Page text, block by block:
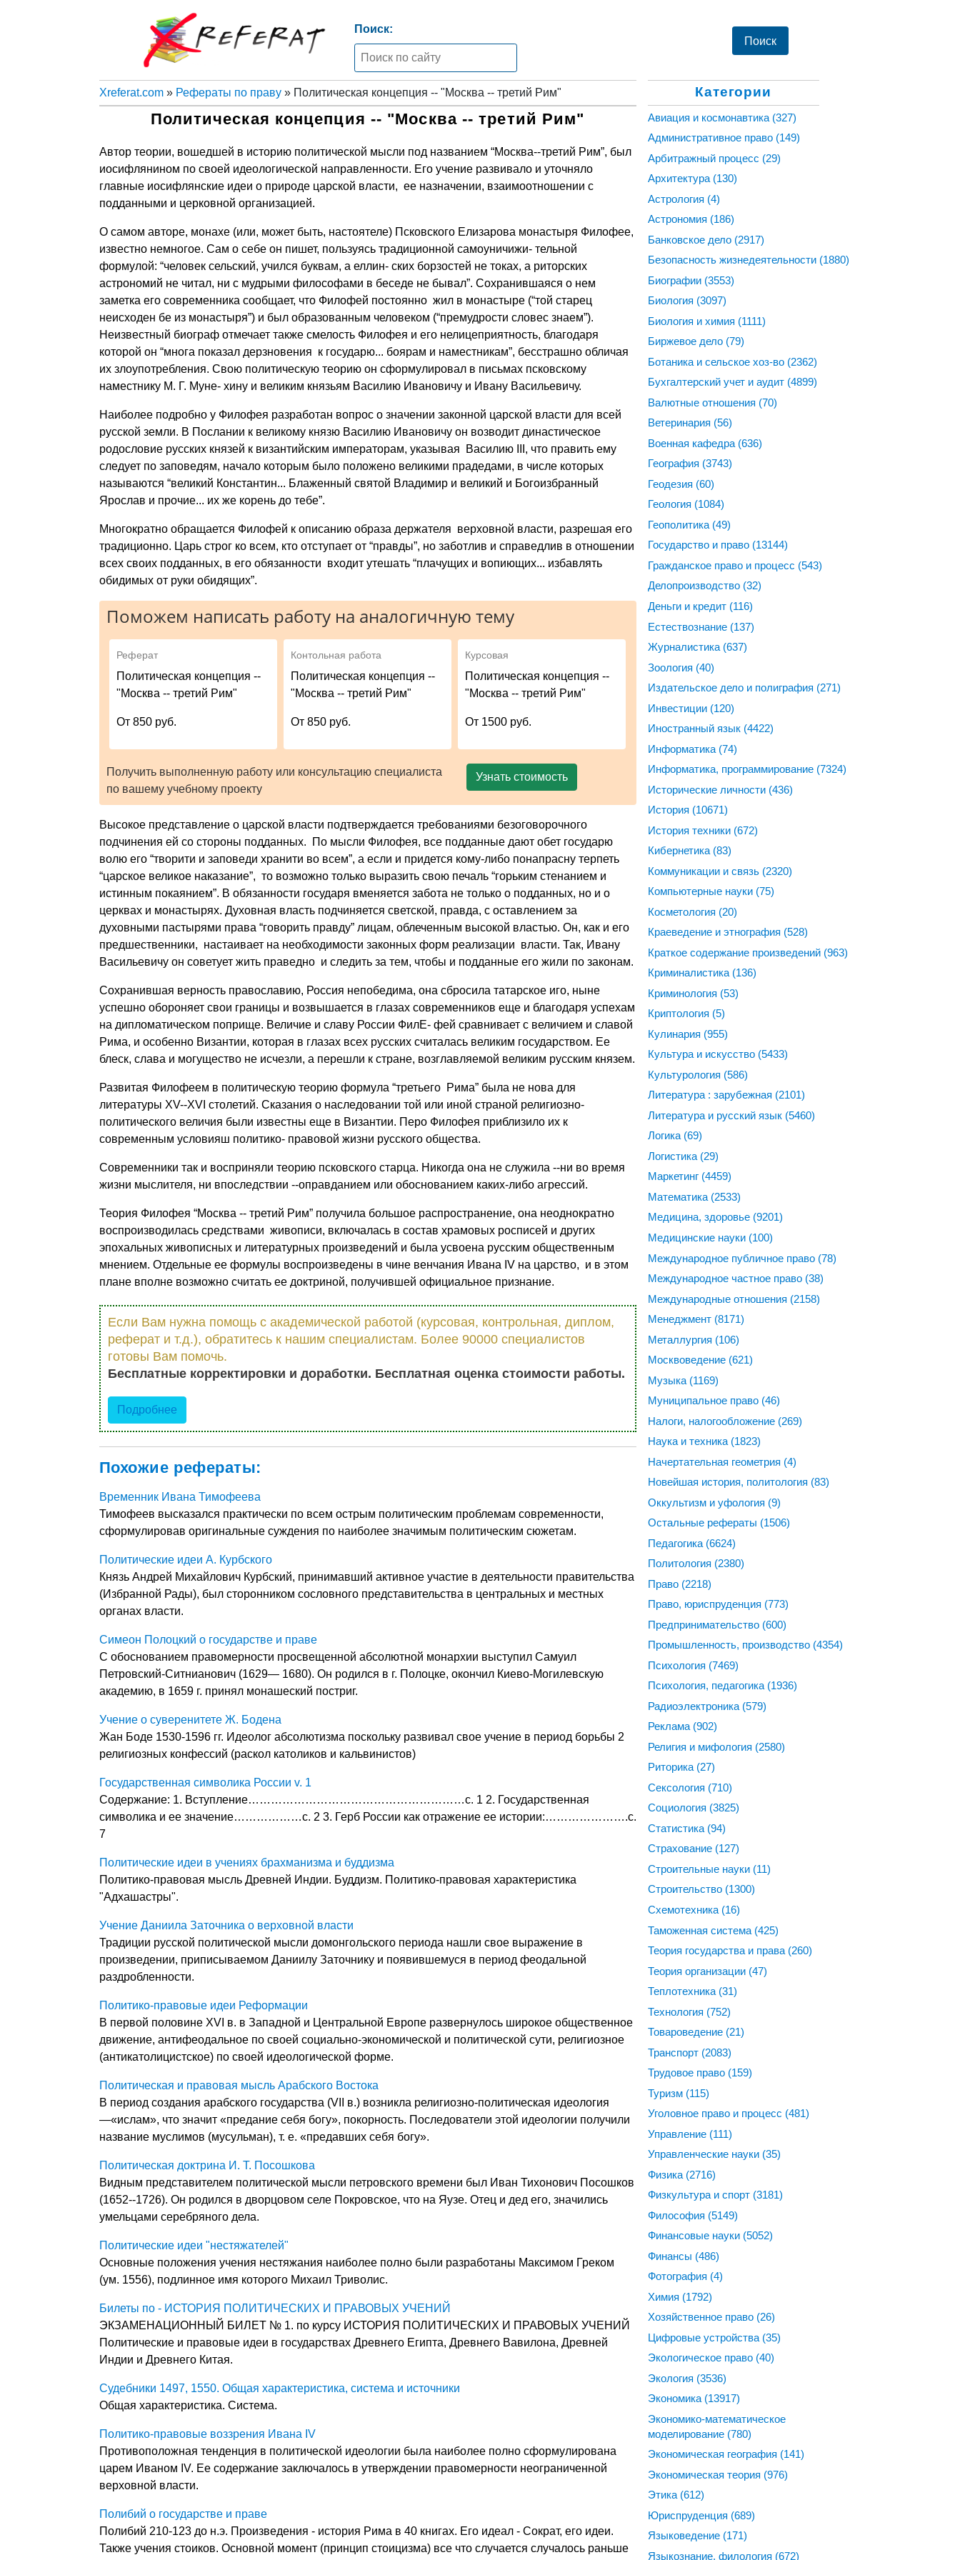
Поиск:
Xreferat.com» Рефераты по праву» Политическая концепция -- "Москва -- третий Рим"
Политическая концепция -- "Москва -- третий Рим"
Автор теории, вошедшей в историю политической мысли под названием “Москва--третий Рим”, был
иосифлянином по своей идеологической направленности. Его учение развивало и уточняло
главные иосифлянские идеи о природе царской власти, ее назначении, взаимоотношении с
подданными и церковной организацией.
О самом авторе, монахе (или, может быть, настоятеле) Псковского Елизарова монастыря Филофее,
известно немногое. Сам о себе он пишет, пользуясь традиционной самоуничижи- тельной
формулой: “человек сельский, учился буквам, а еллин- ских борзостей не токах, а риторских
астрономий не читал, ни с мудрыми философами в беседе не бывал”. Сохранившаяся о нем
заметка его современника сообщает, что Филофей постоянно жил в монастыре (“той старец
неисходен бе из монастыря”) и был образованным человеком (“премудрости словес знаем”).
Неизвестный биограф отмечает также смелость Филофея и его нелицеприятность, благодаря
которой он “многа показал дерзновения к государю... боярам и наместникам”, бесстрашно обличая
их злоупотребления. Свою политическую теорию он сформулировал в письмах псковскому
наместнику М. Г. Муне- хину и великим князьям Василию Ивановичу и Ивану Васильевичу.
Наиболее подробно у Филофея разработан вопрос о значении законной царской власти для всей
русской земли. В Послании к великому князю Василию Ивановичу он возводит династическое
родословие русских князей к византийским императорам, указывая Василию III, что править ему
следует по заповедям, начало которым было положено великими прадедами, в числе которых
называются “великий Константин... Блаженный святой Владимир и великий и Богоизбранный
Ярослав и прочие... их же корень до тебе”.
Многократно обращается Филофей к описанию образа держателя верховной власти, разрешая его
традиционно. Царь строг ко всем, кто отступает от “правды”, но заботлив и справедлив в отношении
всех своих подданных, в его обязанности входит утешать “плачущих и вопиющих... избавлять
обидимых от руки обидящих”.
Поможем написать работу на аналогичную тему
Реферат
Политическая концепция --
"Москва -- третий Рим"
От 850 руб.
Контольная работа
Политическая концепция --
"Москва -- третий Рим"
От 850 руб.
Курсовая
Политическая концепция --
"Москва -- третий Рим"
От 1500 руб.
Получить выполненную работу или консультацию специалиста
по вашему учебному проекту
Узнать стоимость
Высокое представление о царской власти подтверждается требованиями безоговорочного
подчинения ей со стороны подданных. По мысли Филофея, все подданные дают обет государю
волю его “творити и заповеди хранити во всем”, а если и придется кому-либо понапрасну терпеть
“царское великое наказание”, то возможно только выразить свою печаль “горьким стенанием и
истинным покаянием”. В обязанности государя вменяется забота не только о подданных, но и о
церквах и монастырях. Духовная власть подчиняется светской, правда, с оставлением за
духовными пастырями права “говорить правду” лицам, облеченным высокой властью. Он, как и его
предшественники, настаивает на необходимости законных форм реализации власти. Так, Ивану
Васильевичу он советует жить праведно и следить за тем, чтобы и подданные его жили по законам.
Сохранившая верность православию, Россия непобедима, она сбросила татарское иго, ныне
успешно обороняет свои границы и возвышается в глазах современников еще и благодаря успехам
на дипломатическом поприще. Величие и славу России ФилЕ- фей сравнивает с величием и славой
Рима, и особенно Византии, которая в глазах всех русских считалась великим государством. Ее
блеск, слава и могущество не исчезли, а перешли к стране, возглавляемой великим русским князем.
Развитая Филофеем в политическую теорию формула “третьего Рима” была не нова для
литературы XV--XVI столетий. Сказания о наследовании той или иной страной религиозно-
политического величия были известны еще в Византии. Перо Филофея приблизило их к
современным условияш политико- правовой жизни русского общества.
Современники так и восприняли теорию псковского старца. Никогда она не служила --ни во время
жизни мыслителя, ни впоследствии --оправданием или обоснованием каких-либо агрессий.
Теория Филофея “Москва -- третий Рим” получила большое распространение, она неоднократно
воспроизводилась средствами живописи, включалась в состав храмовых росписей и других
эпохальных живописных и литературных произведений и была усвоена русским общественным
мнением. Отдельные ее формулы воспроизведены в чине венчания Ивана IV на царство, и в этом
плане вполне возможно считать ее доктриной, получившей официальное признание.
Если Вам нужна помощь с академической работой (курсовая, контрольная, диплом,
реферат и т.д.), обратитесь к нашим специалистам. Более 90000 специалистов
готовы Вам помочь.
Бесплатные корректировки и доработки. Бесплатная оценка стоимости работы.
Подробнее
Похожие рефераты:
Временник Ивана Тимофеева
Тимофеев высказался практически по всем острым политическим проблемам современности,
сформулировав оригинальные суждения по наиболее значимым политическим сюжетам.
Политические идеи А. Курбского
Князь Андрей Михайлович Курбский, принимавший активное участие в деятельности правительства
(Избранной Рады), был сторонником сословного представительства в центральных и местных
органах власти.
Симеон Полоцкий о государстве и праве
С обоснованием правомерности просвещенной абсолютной монархии выступил Самуил
Петровский-Ситнианович (1629— 1680). Он родился в г. Полоцке, окончил Киево-Могилевскую
академию, в 1659 г. принял монашеский постриг.
Учение о суверенитете Ж. Бодена
Жан Боде 1530-1596 гг. Идеолог абсолютизма поскольку развивал свое учение в период борьбы 2
религиозных конфессий (раскол католиков и кальвинистов)
Государственная символика России v. 1
Содержание: 1. Вступление…………………………………………………с. 1 2. Государственная
символика и ее значение………………с. 2 3. Герб России как отражение ее истории:………………….с.
7
Политические идеи в учениях брахманизма и буддизма
Политико-правовая мысль Древней Индии. Буддизм. Политико-правовая характеристика
"Адхашастры".
Учение Даниила Заточника о верховной власти
Традиции русской политической мысли домонгольского периода нашли свое выражение в
произведении, приписываемом Даниилу Заточнику и появившемуся в период феодальной
раздробленности.
Политико-правовые идеи Реформации
В первой половине XVI в. в Западной и Центральной Европе развернулось широкое общественное
движение, антифеодальное по своей социально-экономической и политической сути, религиозное
(антикатолицистское) по своей идеологической форме.
Политическая и правовая мысль Арабского Востока
В период создания арабского государства (VII в.) возникла религиозно-политическая идеология
—«ислам», что значит «предание себя богу», покорность. Последователи этой идеологии получили
название муслимов (мусульман), т. е. «предавших себя богу».
Политическая доктрина И. Т. Посошкова
Видным представителем политической мысли петровского времени был Иван Тихонович Посошков
(1652--1726). Он родился в дворцовом селе Покровское, что на Яузе. Отец и дед его, значились
умельцами серебряного дела.
Политические идеи "нестяжателей"
Основные положения учения нестяжания наиболее полно были разработаны Максимом Греком
(ум. 1556), подлинное имя которого Михаил Триволис.
Билеты по - ИСТОРИЯ ПОЛИТИЧЕСКИХ И ПРАВОВЫХ УЧЕНИЙ
ЭКЗАМЕНАЦИОННЫЙ БИЛЕТ № 1. по курсу ИСТОРИЯ ПОЛИТИЧЕСКИХ И ПРАВОВЫХ УЧЕНИЙ
Политические и правовые идеи в государствах Древнего Египта, Древнего Вавилона, Древней
Индии и Древнего Китая.
Судебники 1497, 1550. Общая характеристика, система и источники
Общая характеристика. Система.
Политико-правовые воззрения Ивана IV
Противоположная тенденция в политической идеологии была наиболее полно сформулирована
царем Иваном IV. Ее содержание заключалось в утверждении правомерности неограниченной
верховной власти.
Полибий о государстве и праве
Полибий 210-123 до н.э. Произведения - история Рима в 40 книгах. Его идеал - Сократ, его идеи.
Также учения стоиков. Основной момент (принцип стоицизма) все что случается случалось раньше
Категории
Авиация и космонавтика (327)
Административное право (149)
Арбитражный процесс (29)
Архитектура (130)
Астрология (4)
Астрономия (186)
Банковское дело (2917)
Безопасность жизнедеятельности (1880)
Биографии (3553)
Биология (3097)
Биология и химия (1111)
Биржевое дело (79)
Ботаника и сельское хоз-во (2362)
Бухгалтерский учет и аудит (4899)
Валютные отношения (70)
Ветеринария (56)
Военная кафедра (636)
География (3743)
Геодезия (60)
Геология (1084)
Геополитика (49)
Государство и право (13144)
Гражданское право и процесс (543)
Делопроизводство (32)
Деньги и кредит (116)
Естествознание (137)
Журналистика (637)
Зоология (40)
Издательское дело и полиграфия (271)
Инвестиции (120)
Иностранный язык (4422)
Информатика (74)
Информатика, программирование (7324)
Исторические личности (436)
История (10671)
История техники (672)
Кибернетика (83)
Коммуникации и связь (2320)
Компьютерные науки (75)
Косметология (20)
Краеведение и этнография (528)
Краткое содержание произведений (963)
Криминалистика (136)
Криминология (53)
Криптология (5)
Кулинария (955)
Культура и искусство (5433)
Культурология (586)
Литература : зарубежная (2101)
Литература и русский язык (5460)
Логика (69)
Логистика (29)
Маркетинг (4459)
Математика (2533)
Медицина, здоровье (9201)
Медицинские науки (100)
Международное публичное право (78)
Международное частное право (38)
Международные отношения (2158)
Менеджмент (8171)
Металлургия (106)
Москвоведение (621)
Музыка (1169)
Муниципальное право (46)
Налоги, налогообложение (269)
Наука и техника (1823)
Начертательная геометрия (4)
Новейшая история, политология (83)
Оккультизм и уфология (9)
Остальные рефераты (1506)
Педагогика (6624)
Политология (2380)
Право (2218)
Право, юриспруденция (773)
Предпринимательство (600)
Промышленность, производство (4354)
Психология (7469)
Психология, педагогика (1936)
Радиоэлектроника (579)
Реклама (902)
Религия и мифология (2580)
Риторика (27)
Сексология (710)
Социология (3825)
Статистика (94)
Страхование (127)
Строительные науки (11)
Строительство (1300)
Схемотехника (16)
Таможенная система (425)
Теория государства и права (260)
Теория организации (47)
Теплотехника (31)
Технология (752)
Товароведение (21)
Транспорт (2083)
Трудовое право (159)
Туризм (115)
Уголовное право и процесс (481)
Управление (111)
Управленческие науки (35)
Физика (2716)
Физкультура и спорт (3181)
Философия (5149)
Финансовые науки (5052)
Финансы (486)
Фотография (4)
Химия (1792)
Хозяйственное право (26)
Цифровые устройства (35)
Экологическое право (40)
Экология (3536)
Экономика (13917)
Экономико-математическое
моделирование (780)
Экономическая география (141)
Экономическая теория (976)
Этика (612)
Юриспруденция (689)
Языковедение (171)
Языкознание, филология (672)